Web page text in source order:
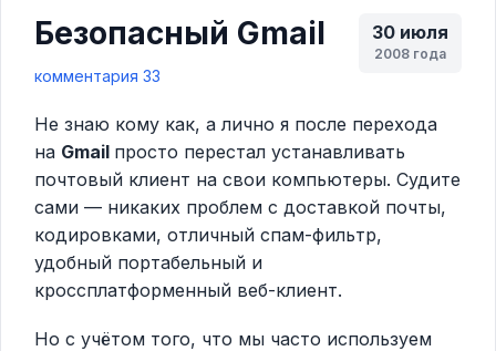
30 июля
2008 года
Безопасный Gmail
комментария 33
Не знаю кому как, а лично я после перехода
на Gmail просто перестал устанавливать
почтовый клиент на свои компьютеры. Судите
сами — никаких проблем с доставкой почты,
кодировками, отличный спам-фильтр,
удобный портабельный и
кроссплатформенный веб-клиент.
Но с учётом того, что мы часто используем